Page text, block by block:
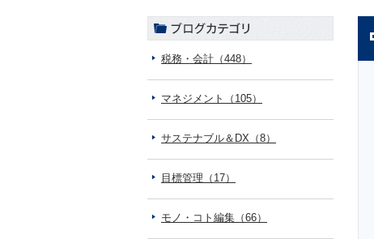
税務・会計（448）
マネジメント（105）
サステナブル＆DX（8）
目標管理（17）
モノ・コト編集（66）